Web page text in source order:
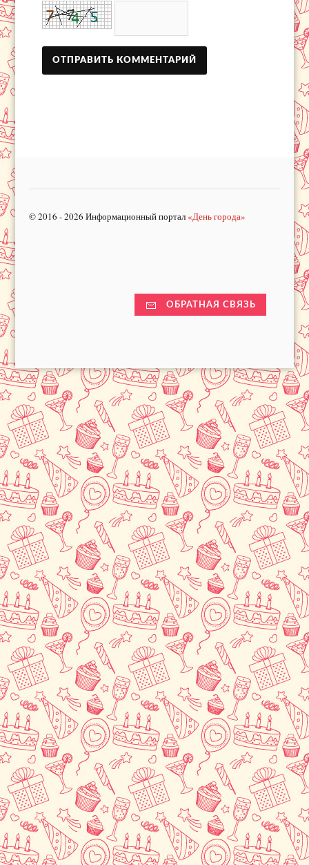
© 2016 - 2026 Информационный портал «День города»
ОБРАТНАЯ СВЯЗЬ